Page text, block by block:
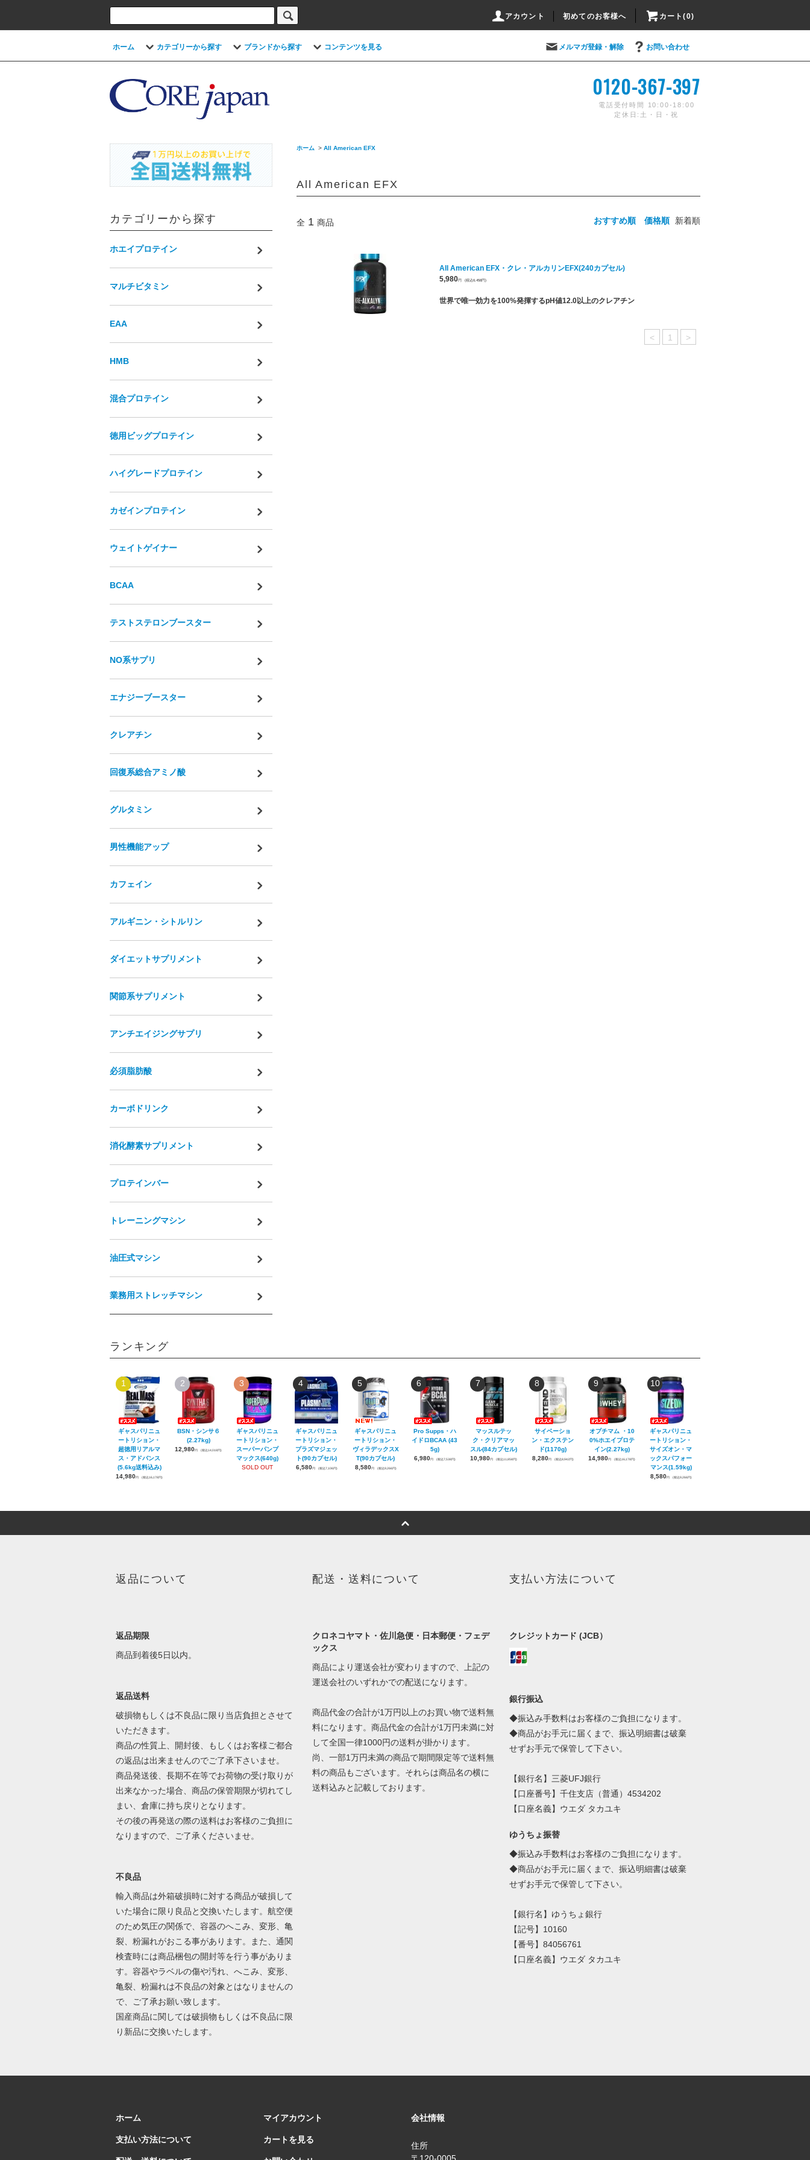
アカウント 初めてのお客様へ カート(0)
ホーム カテゴリーから探す ブランドから探す コンテンツを見る メルマガ登録・解除 お問い合わせ
0120-367-397
電話受付時間 10:00-18:00
定休日:土・日・祝
ホーム > All American EFX
All American EFX
全 1 商品 おすすめ順 価格順 新着順
All American EFX・クレ・アルカリンEFX(240カプセル)
5,980円 (税込6,458円)
世界で唯一効力を100%発揮するpH値12.0以上のクレアチン
< 1 >
カテゴリーから探す
ホエイプロテイン
マルチビタミン
EAA
HMB
混合プロテイン
徳用ビッグプロテイン
ハイグレードプロテイン
カゼインプロテイン
ウェイトゲイナー
BCAA
テストステロンブースター
NO系サプリ
エナジーブースター
クレアチン
回復系総合アミノ酸
グルタミン
男性機能アップ
カフェイン
アルギニン・シトルリン
ダイエットサプリメント
関節系サプリメント
アンチエイジングサプリ
必須脂肪酸
カーボドリンク
消化酵素サプリメント
プロテインバー
トレーニングマシン
油圧式マシン
業務用ストレッチマシン
ランキング
1
ギャスパリニュ
ートリション・
超徳用リアルマ
ス・アドバンス
(5.6kg送料込み)
14,980円 (税込16,178円)
2
BSN・シンサ６
(2.27kg)
12,980円 (税込14,018円)
3
ギャスパリニュ
ートリション・
スーパーパンプ
マックス(640g)
SOLD OUT
4
ギャスパリニュ
ートリション・
プラズマジェッ
ト(90カプセル)
6,580円 (税込7,106円)
5
ギャスパリニュ
ートリション・
ヴィラデックスX
T(90カプセル)
8,580円 (税込9,266円)
6
Pro Supps・ハ
イドロBCAA (43
5g)
6,980円 (税込7,538円)
7
マッスルテッ
ク・クリアマッ
スル(84カプセル)
10,980円 (税込11,858円)
8
サイベーショ
ン・エクステン
ド(1170g)
8,280円 (税込8,942円)
9
オプチマム ・10
0%ホエイプロテ
イン(2.27kg)
14,980円 (税込16,178円)
10
ギャスパリニュ
ートリション・
サイズオン・マ
ックスパフォー
マンス(1.59kg)
8,580円 (税込9,266円)
返品について
返品期限
商品到着後5日以内。
返品送料
破損物もしくは不良品に限り当店負担とさせて
いただきます。
商品の性質上、開封後、もしくはお客様ご都合
の返品は出来ませんのでご了承下さいませ。
商品発送後、長期不在等でお荷物の受け取りが
出来なかった場合、商品の保管期限が切れてし
まい、倉庫に持ち戻りとなります。
その後の再発送の際の送料はお客様のご負担に
なりますので、ご了承くださいませ。
不良品
輸入商品は外箱破損時に対する商品が破損して
いた場合に限り良品と交換いたします。航空便
のため気圧の関係で、容器のへこみ、変形、亀
裂、粉漏れがおこる事があります。また、通関
検査時には商品梱包の開封等を行う事がありま
す。容器やラベルの傷や汚れ、へこみ、変形、
亀裂、粉漏れは不良品の対象とはなりませんの
で、ご了承お願い致します。
国産商品に関しては破損物もしくは不良品に限
り新品に交換いたします。
配送・送料について
クロネコヤマト・佐川急便・日本郵便・フェデ
ックス
商品により運送会社が変わりますので、上記の
運送会社のいずれかでの配送になります。
商品代金の合計が1万円以上のお買い物で送料無
料になります。商品代金の合計が1万円未満に対
して全国一律1000円の送料が掛かります。
尚、一部1万円未満の商品で期間限定等で送料無
料の商品もございます。それらは商品名の横に
送料込みと記載しております。
支払い方法について
クレジットカード (JCB）
銀行振込
◆振込み手数料はお客様のご負担になります。
◆商品がお手元に届くまで、振込明細書は破棄
せずお手元で保管して下さい。
【銀行名】三菱UFJ銀行
【口座番号】千住支店（普通）4534202
【口座名義】ウエダ タカユキ
ゆうちょ振替
◆振込み手数料はお客様のご負担になります。
◆商品がお手元に届くまで、振込明細書は破棄
せずお手元で保管して下さい。
【銀行名】ゆうちょ銀行
【記号】10160
【番号】84056761
【口座名義】ウエダ タカユキ
ホーム
支払い方法について
マイアカウント
カートを見る
会社情報
住所